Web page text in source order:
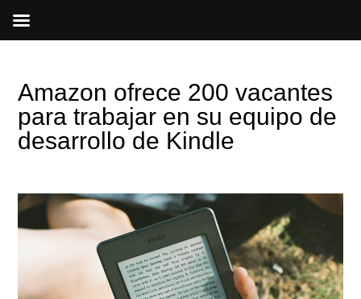
Amazon ofrece 200 vacantes
para trabajar en su equipo de
desarrollo de Kindle